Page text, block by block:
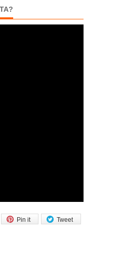
Tweet
Pin it